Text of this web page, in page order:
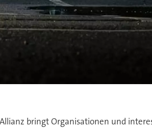
bringt Organisationen und